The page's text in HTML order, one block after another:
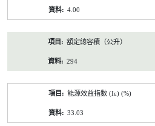
4.00
額定總容積（公升）
294
能源效益指數 (Iε) (%)
33.03